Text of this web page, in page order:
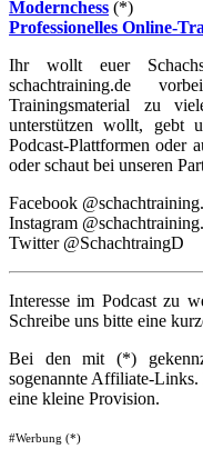
Modernchess (*)
Professionelles Online-
Ihr wollt euer
schachtraining.de
Trainingsmaterial zu
unterstützen wollt, gebt
Podcast-Plattformen oder
oder schaut bei unseren
Facebook
Instagram
Twitter @SchachtraingD
Interesse im Podcast zu
Schreibe uns bitte eine
Bei den mit (*)
sogenannte Affiliate-
eine kleine Provision.
#Werbung (*)